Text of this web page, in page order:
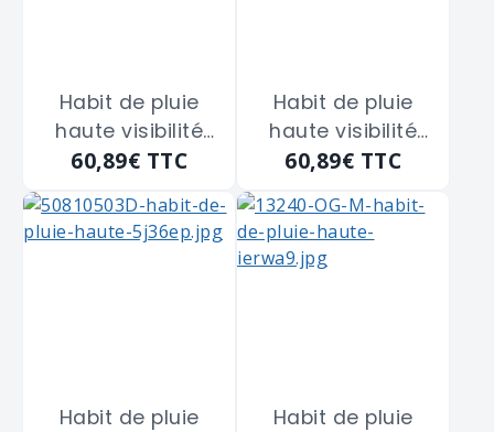
Habit de pluie
haute visibilité
jaune/marine fluo
SINGER "VILA03"
taille L
60,89€ TTC
Habit de pluie
haute visibilité
jaune/marine fluo
SINGER "VILA04"
taille XL
60,89€ TTC
Habit de pluie
Habit de pluie